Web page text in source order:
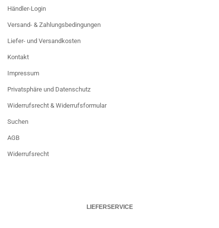
Händler-Login
Versand- & Zahlungsbedingungen
Liefer- und Versandkosten
Kontakt
Impressum
Privatsphäre und Datenschutz
Widerrufsrecht & Widerrufsformular
Suchen
AGB
Widerrufsrecht
LIEFERSERVICE